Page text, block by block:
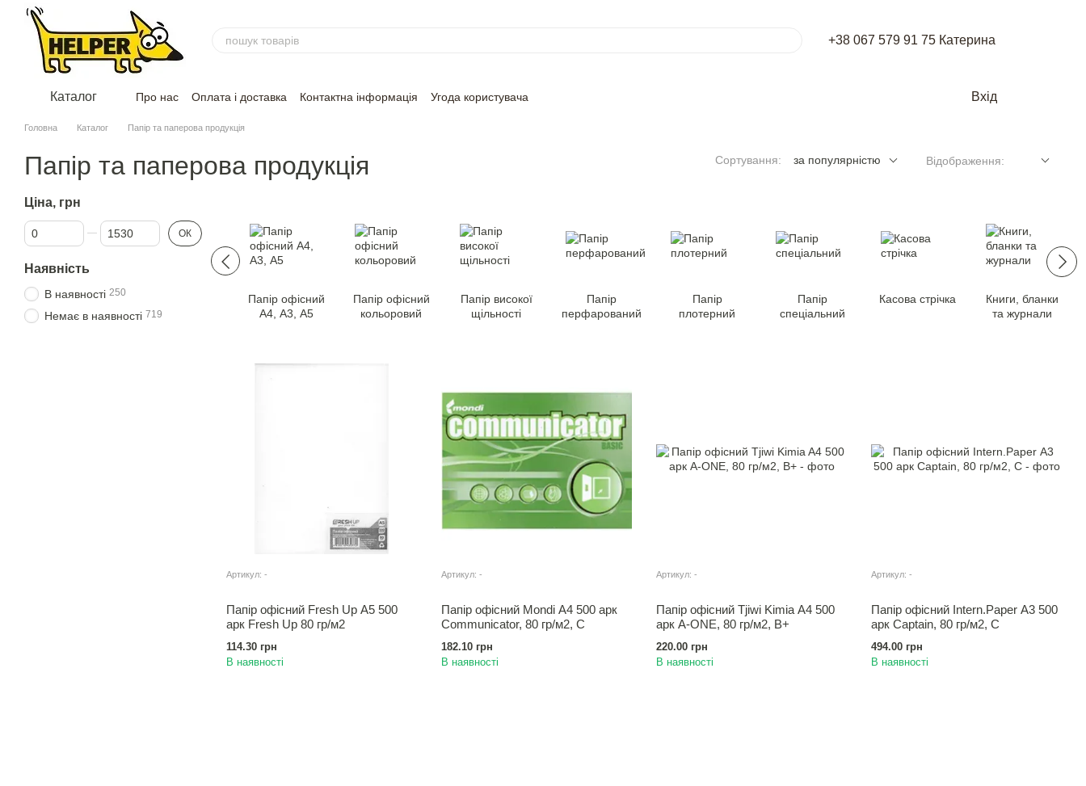
Перейти до основного контенту
+38 067 579 91 75 Катерина
Каталог Про нас Оплата і доставка Контактна інформація Угода користувача Вхід
Головна Каталог Папір та паперова продукція
Папір та паперова продукція Сортування: за популярністю Відображення:
Папір офісний
А4, А3, А5
Папір офісний
кольоровий
Папір високої
щільності
Папір
перфарований
Папір
плотерний
Папір
спеціальний
Касова стрічка
Книги, бланки
та журнали
Артикул: -
Папір офісний Fresh Up А5 500
арк Fresh Up 80 гр/м2
114.30 грн
В наявності
Артикул: -
Папір офісний Mondi А4 500 арк
Сommunicator, 80 гр/м2, С
182.10 грн
В наявності
Артикул: -
Папір офісний Tjiwi Kimia A4 500
арк A-ONE, 80 гр/м2, B+
220.00 грн
В наявності
Артикул: -
Папір офісний Intern.Paper А3 500
арк Captain, 80 гр/м2, С
494.00 грн
В наявності
Ціна, грн
Від Ціна, грн
До Ціна, грн ОК
Наявність
В наявності 250
Немає в наявності 719